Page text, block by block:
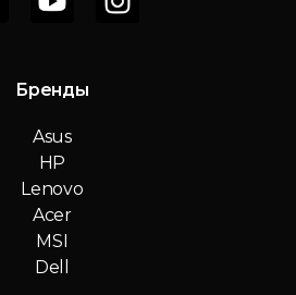
Бренды
Asus
HP
Lenovo
Acer
MSI
Dell